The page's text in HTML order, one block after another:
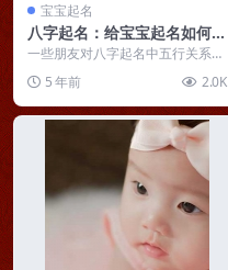
宝宝起名
八字起名：给宝宝起名如何慎
用五行属性？
一些朋友对八字起名中五行关系的
理解仍然存在一定程度的偏差。比
如，有些朋友就认为，...
5 年前 2.0K